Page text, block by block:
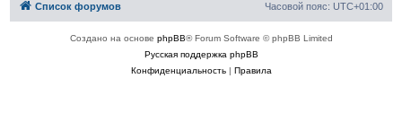
Список форумов Часовой пояс: UTC+01:00
Создано на основе phpBB® Forum Software © phpBB Limited
Русская поддержка phpBB
Конфиденциальность| Правила